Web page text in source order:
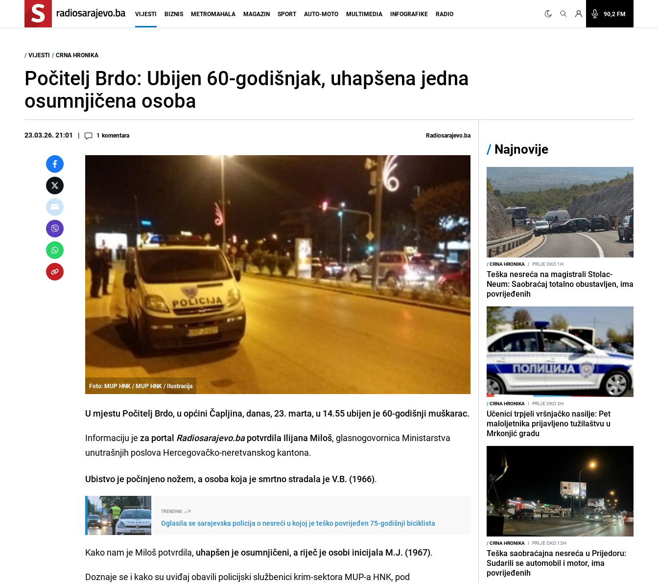
90,2 FM
VIJESTI BIZNIS METROMAHALA MAGAZIN SPORT AUTO-MOTO MULTIMEDIA INFOGRAFIKE RADIO
/ VIJESTI / CRNA HRONIKA
Počitelj Brdo: Ubijen 60-godišnjak, uhapšena jedna
osumnjičena osoba
23.03.26. 21:01 1 komentara Radiosarajevo.ba
Foto: MUP HNK / MUP HNK / Ilustracija
U mjestu Počitelj Brdo, u općini Čapljina, danas, 23. marta, u 14.55 ubijen je 60-godišnji muškarac.
Informaciju jeza portal Radiosarajevo.bapotvrdila Ilijana Miloš, glasnogovornica Ministarstva
unutrašnjih poslova Hercegovačko-neretvanskog kantona.
Ubistvo je počinjeno nožem, a osoba koja je smrtno stradala je V.B. (1966).
TRENDING
Oglasila se sarajevska policija o nesreći u kojoj je teško povrijeđen 75-godišnji biciklista
Kako nam je Miloš potvrdila, uhapšen je osumnjičeni, a riječ je osobi inicijala M.J. (1967).
Doznaje se i kako su uviđaj obavili policijski službenici krim-sektora MUP-a HNK, pod
/ Najnovije
/CRNA HRONIKA I PRIJE OKO 1H
Teška nesreća na magistrali Stolac-
Neum: Saobraćaj totalno obustavljen, ima
povrijeđenih
/CRNA HRONIKA I PRIJE OKO 3H
Učenici trpjeli vršnjačko nasilje: Pet
maloljetnika prijavljeno tužilaštvu u
Mrkonjić gradu
/CRNA HRONIKA I PRIJE OKO 13H
Teška saobraćajna nesreća u Prijedoru:
Sudarili se automobil i motor, ima
povrijeđenih